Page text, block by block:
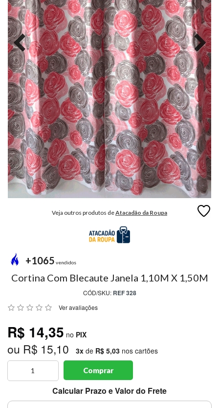
MODA
FITNESS
MODA
GRIFE
MODA
INFANTIL
MODA
INTIMA
MODA
INVERNO
MODA
MASCULINA
MODA
PREÇO
ÚNICO
BLUSAS
PROMOÇÕES
MARCAS
ATENDIMENTO
Veja outros produtos deAtacadão da Roupa
+1065 vendidos
Cortina Com Blecaute Janela 1,10M X 1,50M
CÓD/SKU: REF 328
Ver avaliações
R$ 14,35 no PIX
ou R$ 15,10 3x de R$ 5,03 nos cartões
Comprar
Calcular Prazo e Valor do Frete